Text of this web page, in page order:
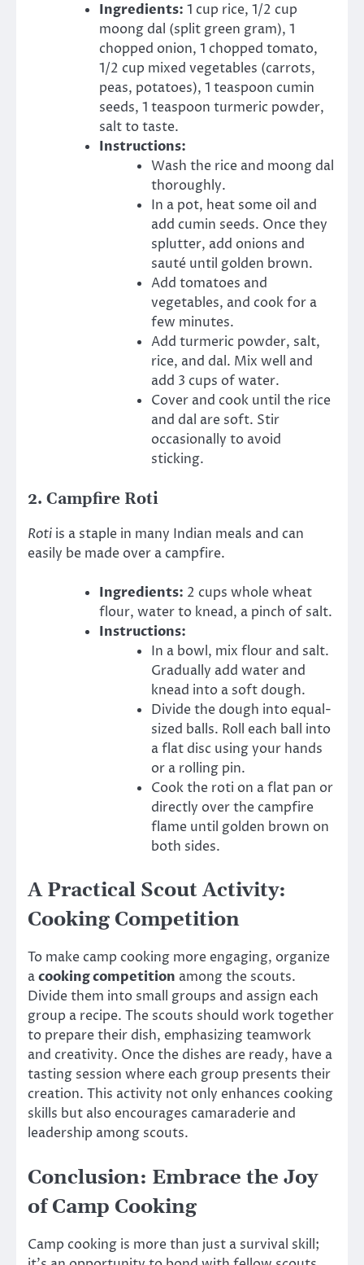
Ingredients: 1 cup rice, 1/2 cup
moong dal (split green gram), 1
chopped onion, 1 chopped tomato,
1/2 cup mixed vegetables (carrots,
peas, potatoes), 1 teaspoon cumin
seeds, 1 teaspoon turmeric powder,
salt to taste.
Instructions:
Wash the rice and moong dal
thoroughly.
In a pot, heat some oil and
add cumin seeds. Once they
splutter, add onions and
sauté until golden brown.
Add tomatoes and
vegetables, and cook for a
few minutes.
Add turmeric powder, salt,
rice, and dal. Mix well and
add 3 cups of water.
Cover and cook until the rice
and dal are soft. Stir
occasionally to avoid
sticking.
2. Campfire Roti
Roti is a staple in many Indian meals and can
easily be made over a campfire.
Ingredients: 2 cups whole wheat
flour, water to knead, a pinch of salt.
Instructions:
In a bowl, mix flour and salt.
Gradually add water and
knead into a soft dough.
Divide the dough into equal-
sized balls. Roll each ball into
a flat disc using your hands
or a rolling pin.
Cook the roti on a flat pan or
directly over the campfire
flame until golden brown on
both sides.
A Practical Scout Activity:
Cooking Competition
To make camp cooking more engaging, organize
acooking competition among the scouts.
Divide them into small groups and assign each
group a recipe. The scouts should work together
to prepare their dish, emphasizing teamwork
and creativity. Once the dishes are ready, have a
tasting session where each group presents their
creation. This activity not only enhances cooking
skills but also encourages camaraderie and
leadership among scouts.
Conclusion: Embrace the Joy
of Camp Cooking
Camp cooking is more than just a survival skill;